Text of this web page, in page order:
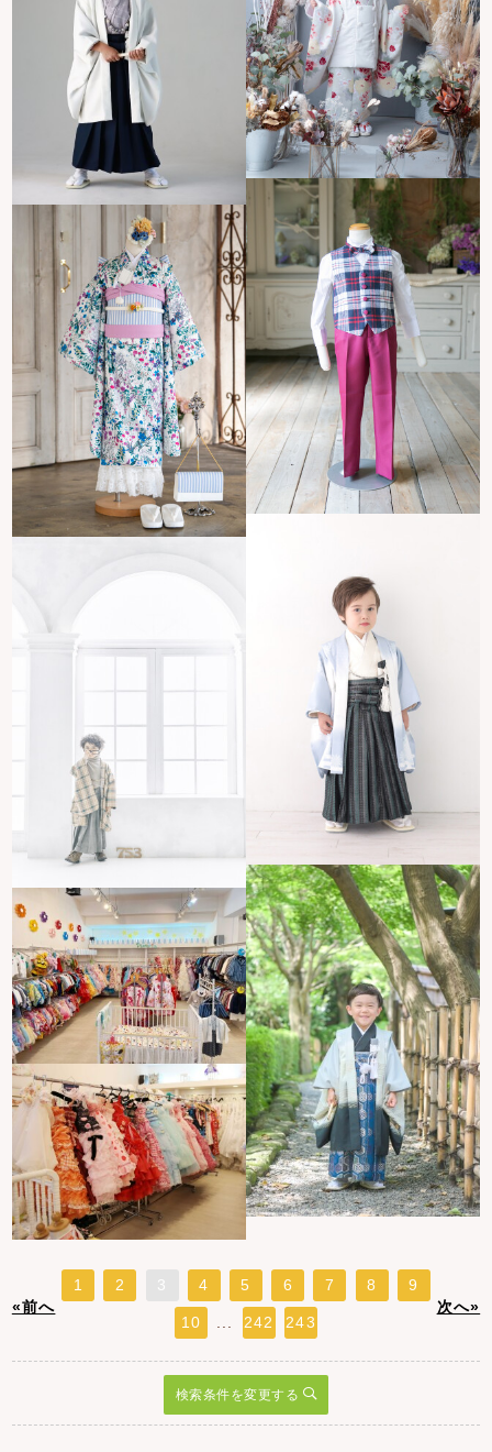
«前へ
1 2 3 4 5 6 7 8 9
10 242 243
次へ»
検索条件を変更する